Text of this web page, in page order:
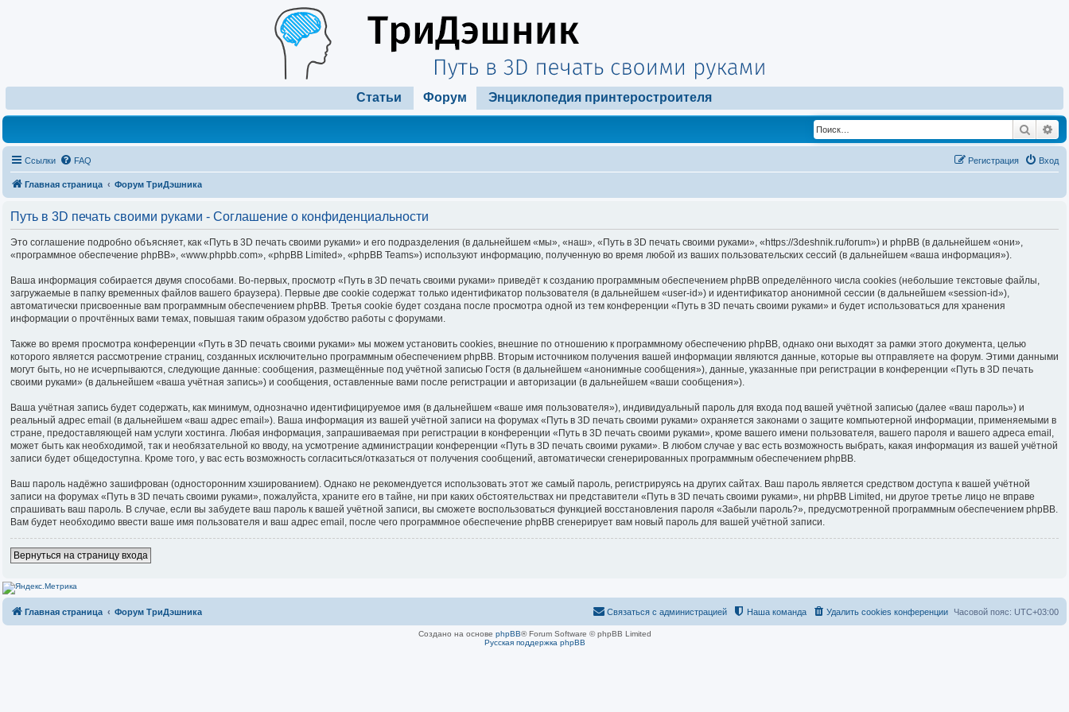
Статьи Форум Энциклопедия принтеростроителя
Поиск
Ссылки FAQ Вход
Регистрация
Главная страница Форум ТриДэшника
Путь в 3D печать своими руками - Соглашение о конфиденциальности
Это соглашение подробно объясняет, как «Путь в 3D печать своими руками» и его подразделения (в дальнейшем «мы», «наш», «Путь в 3D печать своими руками», «https://3deshnik.ru/forum») и phpBB (в дальнейшем «они»,
«программное обеспечение phpBB», «www.phpbb.com», «phpBB Limited», «phpBB Teams») используют информацию, полученную во время любой из ваших пользовательских сессий (в дальнейшем «ваша информация»).
Ваша информация собирается двумя способами. Во-первых, просмотр «Путь в 3D печать своими руками» приведёт к созданию программным обеспечением phpBB определённого числа cookies (небольшие текстовые файлы,
загружаемые в папку временных файлов вашего браузера). Первые две cookie содержат только идентификатор пользователя (в дальнейшем «user-id») и идентификатор анонимной сессии (в дальнейшем «session-id»),
автоматически присвоенные вам программным обеспечением phpBB. Третья cookie будет создана после просмотра одной из тем конференции «Путь в 3D печать своими руками» и будет использоваться для хранения
информации о прочтённых вами темах, повышая таким образом удобство работы с форумами.
Также во время просмотра конференции «Путь в 3D печать своими руками» мы можем установить cookies, внешние по отношению к программному обеспечению phpBB, однако они выходят за рамки этого документа, целью
которого является рассмотрение страниц, созданных исключительно программным обеспечением phpBB. Вторым источником получения вашей информации являются данные, которые вы отправляете на форум. Этими данными
могут быть, но не исчерпываются, следующие данные: сообщения, размещённые под учётной записью Гостя (в дальнейшем «анонимные сообщения»), данные, указанные при регистрации в конференции «Путь в 3D печать
своими руками» (в дальнейшем «ваша учётная запись») и сообщения, оставленные вами после регистрации и авторизации (в дальнейшем «ваши сообщения»).
Ваша учётная запись будет содержать, как минимум, однозначно идентифицируемое имя (в дальнейшем «ваше имя пользователя»), индивидуальный пароль для входа под вашей учётной записью (далее «ваш пароль») и
реальный адрес email (в дальнейшем «ваш адрес email»). Ваша информация из вашей учётной записи на форумах «Путь в 3D печать своими руками» охраняется законами о защите компьютерной информации, применяемыми в
стране, предоставляющей нам услуги хостинга. Любая информация, запрашиваемая при регистрации в конференции «Путь в 3D печать своими руками», кроме вашего имени пользователя, вашего пароля и вашего адреса email,
может быть как необходимой, так и необязательной ко вводу, на усмотрение администрации конференции «Путь в 3D печать своими руками». В любом случае у вас есть возможность выбрать, какая информация из вашей учётной
записи будет общедоступна. Кроме того, у вас есть возможность согласиться/отказаться от получения сообщений, автоматически сгенерированных программным обеспечением phpBB.
Ваш пароль надёжно зашифрован (односторонним хэшированием). Однако не рекомендуется использовать этот же самый пароль, регистрируясь на других сайтах. Ваш пароль является средством доступа к вашей учётной
записи на форумах «Путь в 3D печать своими руками», пожалуйста, храните его в тайне, ни при каких обстоятельствах ни представители «Путь в 3D печать своими руками», ни phpBB Limited, ни другое третье лицо не вправе
спрашивать ваш пароль. В случае, если вы забудете ваш пароль к вашей учётной записи, вы сможете воспользоваться функцией восстановления пароля «Забыли пароль?», предусмотренной программным обеспечением phpBB.
Вам будет необходимо ввести ваше имя пользователя и ваш адрес email, после чего программное обеспечение phpBB сгенерирует вам новый пароль для вашей учётной записи.
Вернуться на страницу входа
Главная страница Форум ТриДэшника Часовой пояс: UTC+03:00
Удалить cookies конференции
Наша команда
Связаться с администрацией
Создано на основе phpBB® Forum Software © phpBB Limited
Русская поддержка phpBB